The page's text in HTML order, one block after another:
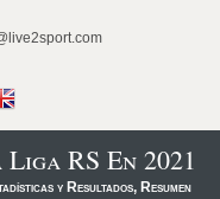
RS En 2021
y Resultados, Resumen